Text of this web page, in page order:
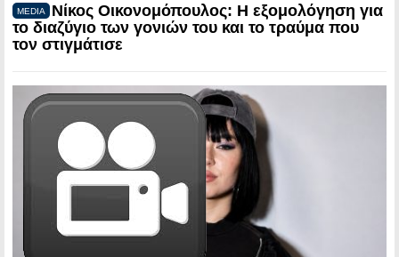
MEDIA
Νίκος Οικονομόπουλος: Η εξομολόγηση για
το διαζύγιο των γονιών του και το τραύμα που
τον στιγμάτισε